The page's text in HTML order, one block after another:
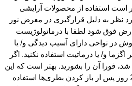
فورا آن را بشورید. بهتر است که این
در عرض 28 روز پس از باز کردن بطری‌ها استفاده
شود. این محصول را در جای خنک و خشک نگه داری کنید و دور از
نور مستقیم خورشید قرار گیرد. دور از دسترس کودکان نگه داری